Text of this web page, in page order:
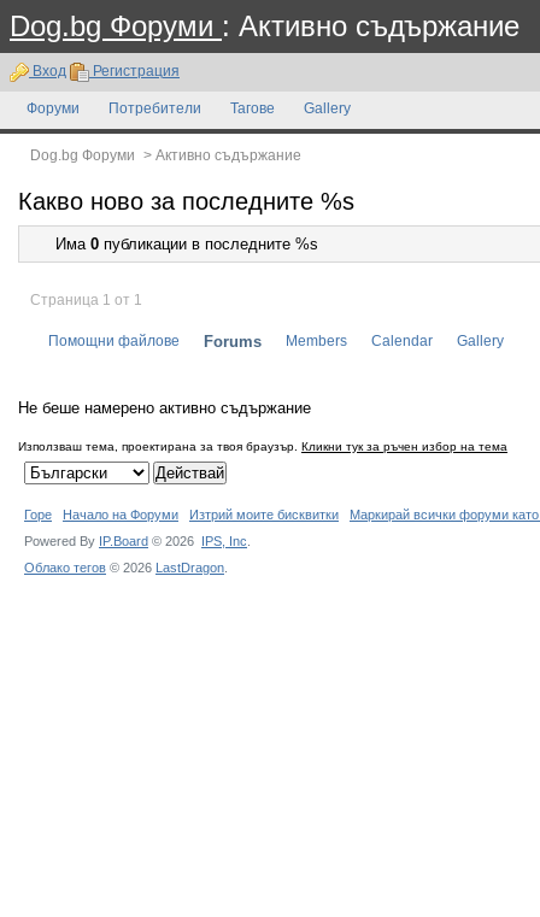
Dog.bg Форуми : Активно съдържание
Вход Регистрация
Форуми Потребители Тагове Gallery
Dog.bg Форуми > Активно съдържание
Какво ново за последните %s
Има 0 публикации в последните %s
Страница 1 от 1
Помощни файлове Forums Members Calendar Gallery
Не беше намерено активно съдържание
Използваш тема, проектирана за твоя браузър. Кликни тук за ръчен избор на тема
Горе Начало на Форуми Изтрий моите бисквитки
Маркирай всички форуми
Powered By IP.Board © 2026 IPS, Inc
Облако тегов © 2026 LastDragon